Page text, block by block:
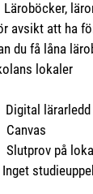
avsikt att ha
du få låna
lokaler
lärarledd
på